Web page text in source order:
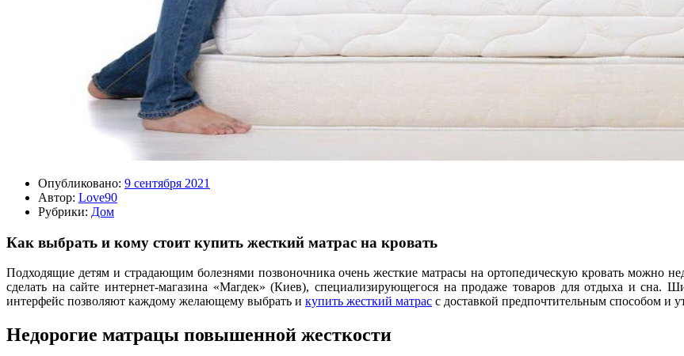
Опубликовано: 9 сентября 2021
Автор: Love90
Рубрики: Дом
Как выбрать и кому стоит купить жесткий матрас на кровать
Подходящие детям и страдающим болезнями позвоночника очень жесткие матрасы на ортопедическую кровать можно
сделать на сайте интернет-магазина «Магдек» (Киев), специализирующегося на продаже товаров для отдыха и
интерфейс позволяют каждому желающему выбрать и купить жесткий матрас с доставкой предпочтительным способом и
Недорогие матрацы повышенной жесткости